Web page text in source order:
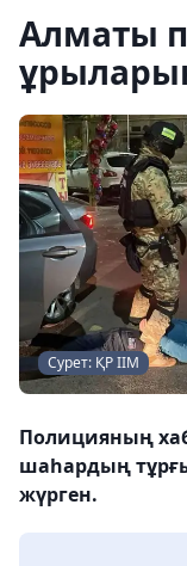
Алматы
Сурет: ҚР ІІМ
Полицияның
шаһардың
жүрген.